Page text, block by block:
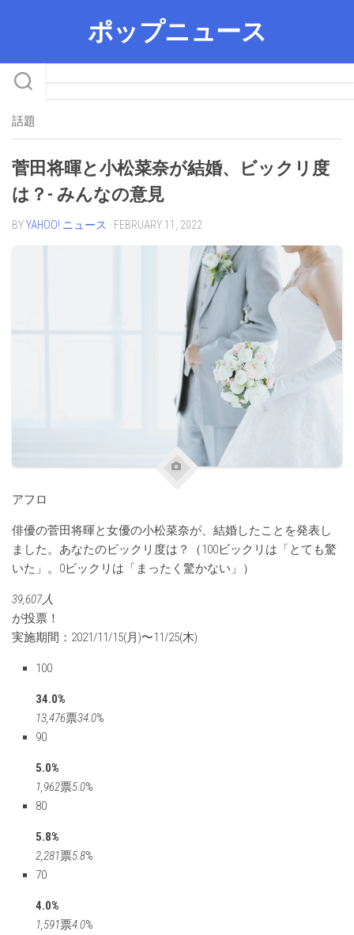
ポップニュース
話題
菅田将暉と小松菜奈が結婚、ビックリ度
は？- みんなの意見
BYYAHOO! ニュース · FEBRUARY 11, 2022
アフロ
俳優の菅田将暉と女優の小松菜奈が、結婚したことを発表し
ました。あなたのビックリ度は？（100ビックリは「とても驚
いた」。0ビックリは「まったく驚かない」）
39,607人
が投票！
実施期間：2021/11/15(月)〜11/25(木)
100
34.0%
13,476票34.0%
90
5.0%
1,962票5.0%
80
5.8%
2,281票5.8%
70
4.0%
1,591票4.0%